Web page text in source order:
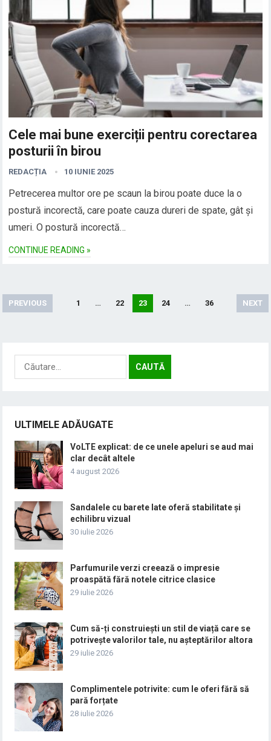
Cele mai bune exerciții pentru corectarea
posturii în birou
REDACȚIA 10 IUNIE 2025
Petrecerea multor ore pe scaun la birou poate duce la o
postură incorectă, care poate cauza dureri de spate, gât și
umeri. O postură incorectă…
CONTINUE READING »
Paginație
articole
PREVIOUS 1 … 22 23 24 … 36 NEXT
Caută
după:
ULTIMELE ADĂUGATE
VoLTE explicat: de ce unele apeluri se aud mai
clar decât altele
4 august 2026
Sandalele cu barete late oferă stabilitate și
echilibru vizual
30 iulie 2026
Parfumurile verzi creează o impresie
proaspătă fără notele citrice clasice
29 iulie 2026
Cum să-ți construiești un stil de viață care se
potrivește valorilor tale, nu așteptărilor altora
29 iulie 2026
Complimentele potrivite: cum le oferi fără să
pară forțate
28 iulie 2026